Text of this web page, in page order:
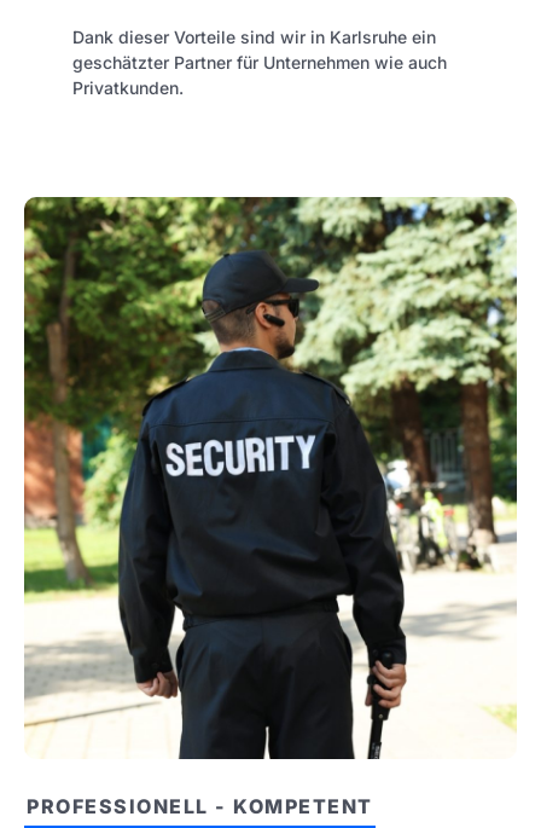
Dank dieser Vorteile sind wir in Karlsruhe ein
geschätzter Partner für Unternehmen wie auch
Privatkunden.
PROFESSIONELL - KOMPETENT